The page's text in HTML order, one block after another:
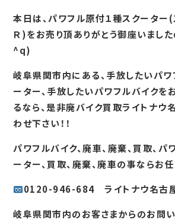
本日は、パワフル原付１種スクーター(
Ｒ)をお売り頂ありがとう御座いま
^q)
岐阜県関市内にある、手放したいパワ
ーター、手放したいパワフルバイクを
るなら、是非廃バイク買取ライトナウ
わせ下さい！！
パワフルバイク、廃車、廃棄、買取、パ
ーター、買取、廃棄、廃車の事ならお任
0120-946-684 ライトナウ名古
岐阜県関市内のお客さまからのお問